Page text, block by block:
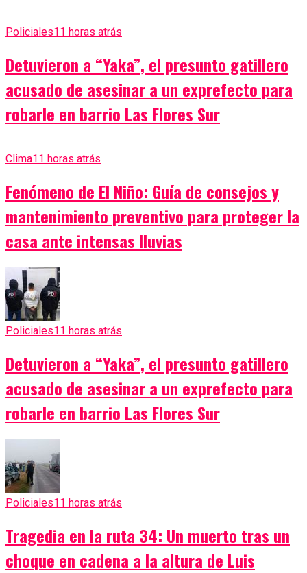
Policiales11 horas atrás
Detuvieron a “Yaka”, el presunto gatillero
acusado de asesinar a un exprefecto para
robarle en barrio Las Flores Sur
Clima11 horas atrás
Fenómeno de El Niño: Guía de consejos y
mantenimiento preventivo para proteger la
casa ante intensas lluvias
Policiales11 horas atrás
Detuvieron a “Yaka”, el presunto gatillero
acusado de asesinar a un exprefecto para
robarle en barrio Las Flores Sur
Policiales11 horas atrás
Tragedia en la ruta 34: Un muerto tras un
choque en cadena a la altura de Luis